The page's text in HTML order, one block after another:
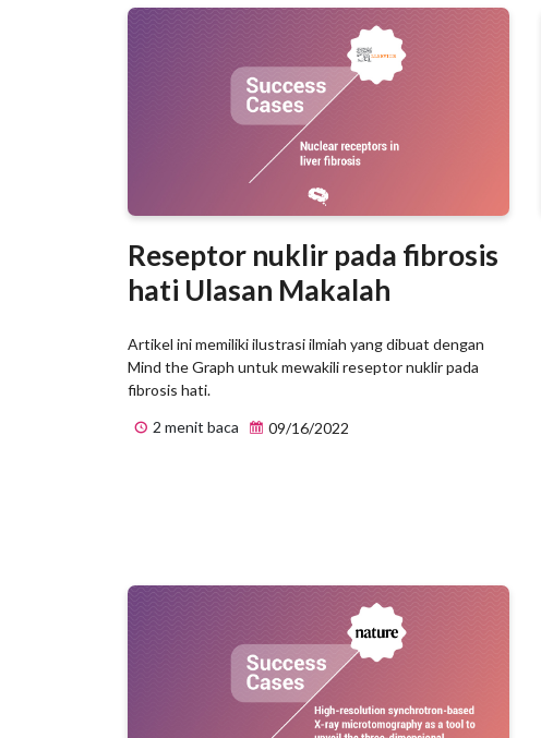
Reseptor nuklir pada fibrosis
hati Ulasan Makalah
Artikel ini memiliki ilustrasi ilmiah yang dibuat dengan
Mind the Graph untuk mewakili reseptor nuklir pada
fibrosis hati.
2 menit baca
09/16/2022